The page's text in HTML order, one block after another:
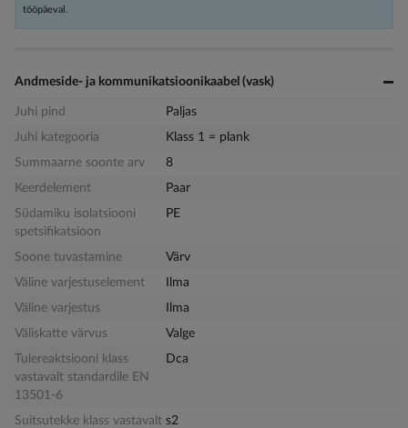
tööpäeval.
Andmeside- ja kommunikatsioonikaabel (vask)
Juhi pind
Paljas
Juhi kategooria
Klass 1 = plank
Summaarne soonte arv
8
Keerdelement
Paar
Südamiku isolatsiooni
spetsifikatsioon
PE
Soone tuvastamine
Värv
Väline varjestuselement
Ilma
Väline varjestus
Ilma
Väliskatte värvus
Valge
Tulereaktsiooni klass
vastavalt standardile EN
13501-6
Dca
Suitsutekke klass vastavalt s2